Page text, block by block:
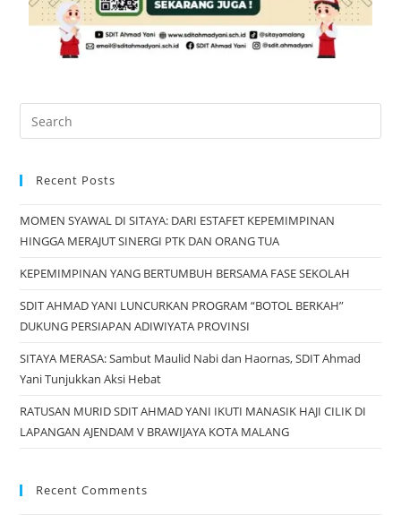
Recent Posts
MOMEN SYAWAL DI SITAYA: DARI ESTAFET KEPEMIMPINAN
HINGGA MERAJUT SINERGI PTK DAN ORANG TUA
KEPEMIMPINAN YANG BERTUMBUH BERSAMA FASE SEKOLAH
SDIT AHMAD YANI LUNCURKAN PROGRAM “BOTOL BERKAH”
DUKUNG PERSIAPAN ADIWIYATA PROVINSI
SITAYA MERASA: Sambut Maulid Nabi dan Haornas, SDIT Ahmad
Yani Tunjukkan Aksi Hebat
RATUSAN MURID SDIT AHMAD YANI IKUTI MANASIK HAJI CILIK DI
LAPANGAN AJENDAM V BRAWIJAYA KOTA MALANG
Recent Comments